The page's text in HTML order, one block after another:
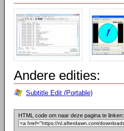
Andere edities:
Subtitle Edit (Portable)
HTML code om naar deze pagina te linken: